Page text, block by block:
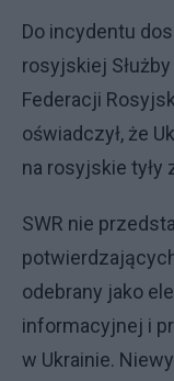
Do incydentu
rosyjskiej
Federacji
oświadczył, że
na rosyjskie tyły
SWR nie
odebrany jako
informacyjnej i
w Ukrainie.